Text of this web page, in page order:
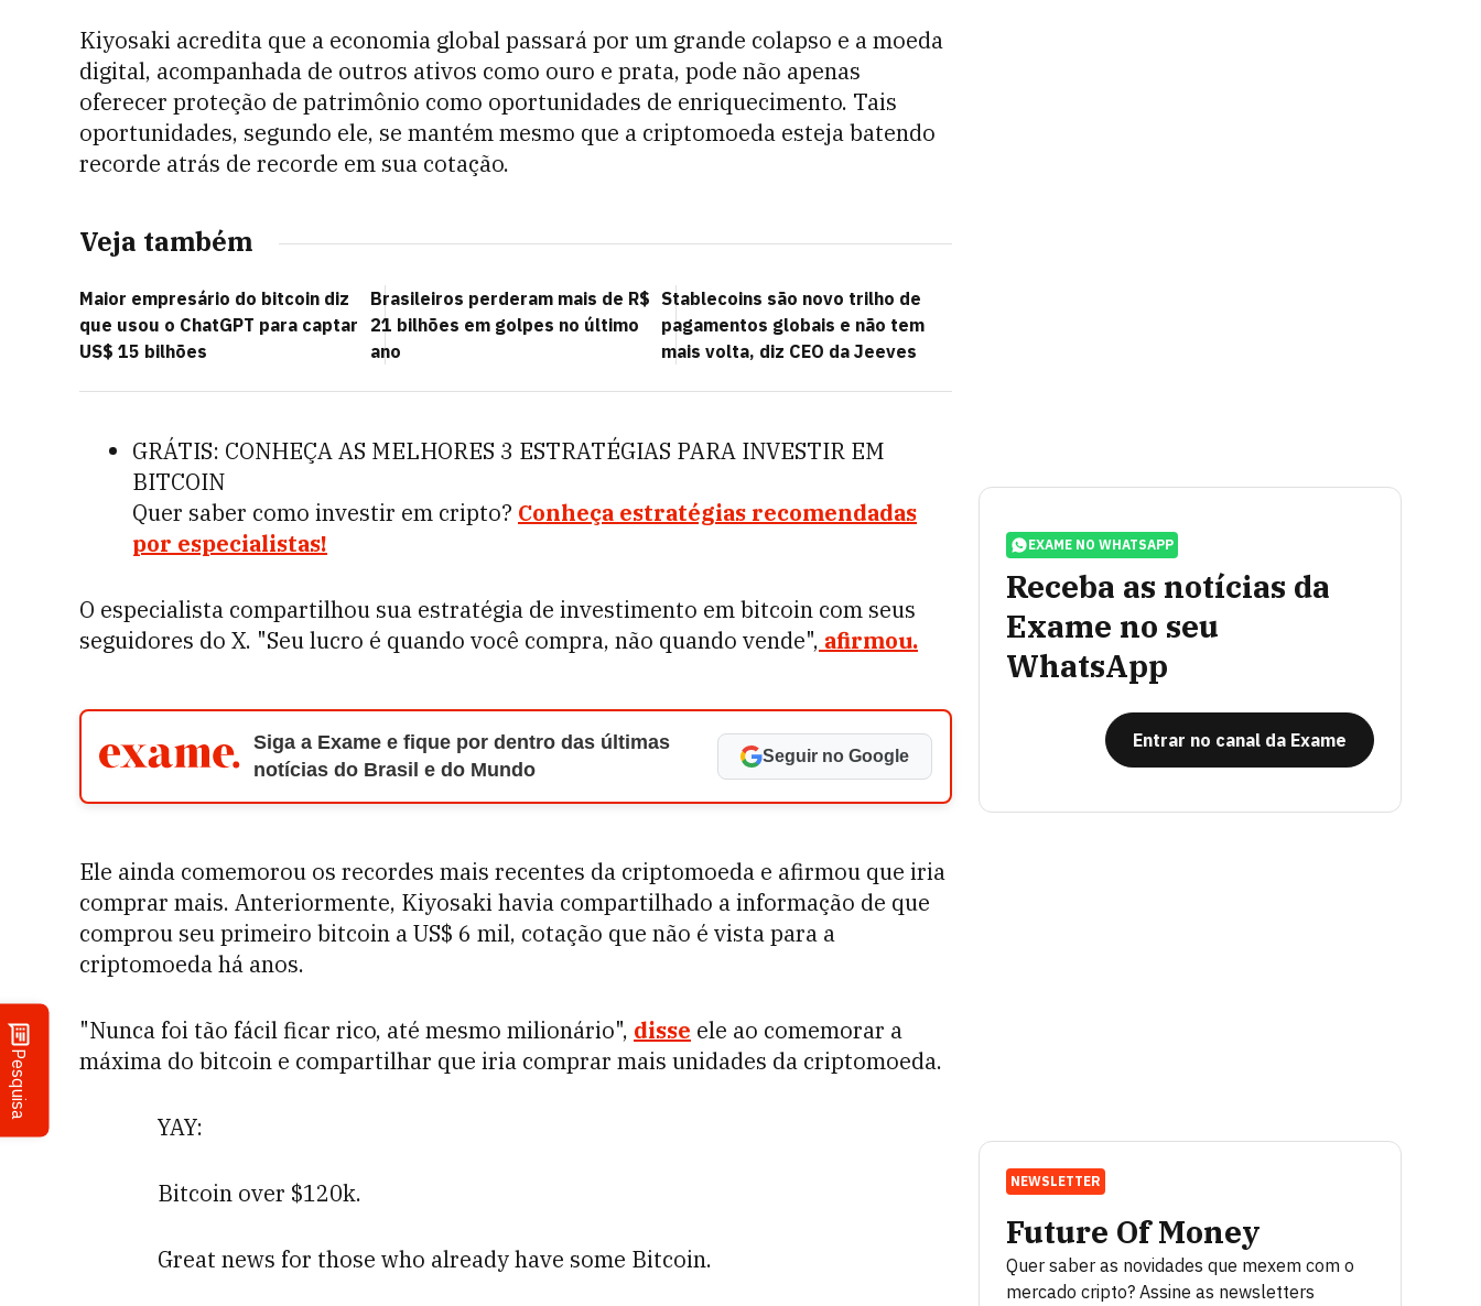
Pesquisa
Kiyosaki acredita que a economia global passará por um grande colapso e a moeda
digital, acompanhada de outros ativos como ouro e prata, pode não apenas
oferecer proteção de patrimônio como oportunidades de enriquecimento. Tais
oportunidades, segundo ele, se mantém mesmo que a criptomoeda esteja batendo
recorde atrás de recorde em sua cotação.
Veja também
Maior empresário do bitcoin diz
que usou o ChatGPT para captar
US$ 15 bilhões
Brasileiros perderam mais de R$
21 bilhões em golpes no último
ano
Stablecoins são novo trilho de
pagamentos globais e não tem
mais volta, diz CEO da Jeeves
GRÁTIS: CONHEÇA AS MELHORES 3 ESTRATÉGIAS PARA INVESTIR EM
BITCOIN
Quer saber como investir em cripto? Conheça estratégias recomendadas
por especialistas!
O especialista compartilhou sua estratégia de investimento em bitcoin com seus
seguidores do X. "Seu lucro é quando você compra, não quando vende", afirmou.
Siga a Exame e fique por dentro das últimas
notícias do Brasil e do Mundo
Seguir no Google
Ele ainda comemorou os recordes mais recentes da criptomoeda e afirmou que iria
comprar mais. Anteriormente, Kiyosaki havia compartilhado a informação de que
comprou seu primeiro bitcoin a US$ 6 mil, cotação que não é vista para a
criptomoeda há anos.
"Nunca foi tão fácil ficar rico, até mesmo milionário", disse ele ao comemorar a
máxima do bitcoin e compartilhar que iria comprar mais unidades da criptomoeda.
YAY:
Bitcoin over $120k.
Great news for those who already have some Bitcoin.
EXAME NO WHATSAPP
Receba as notícias da
Exame no seu
WhatsApp
Entrar no canal da Exame
NEWSLETTER
Future Of Money
Quer saber as novidades que mexem com o
mercado cripto? Assine as newsletters